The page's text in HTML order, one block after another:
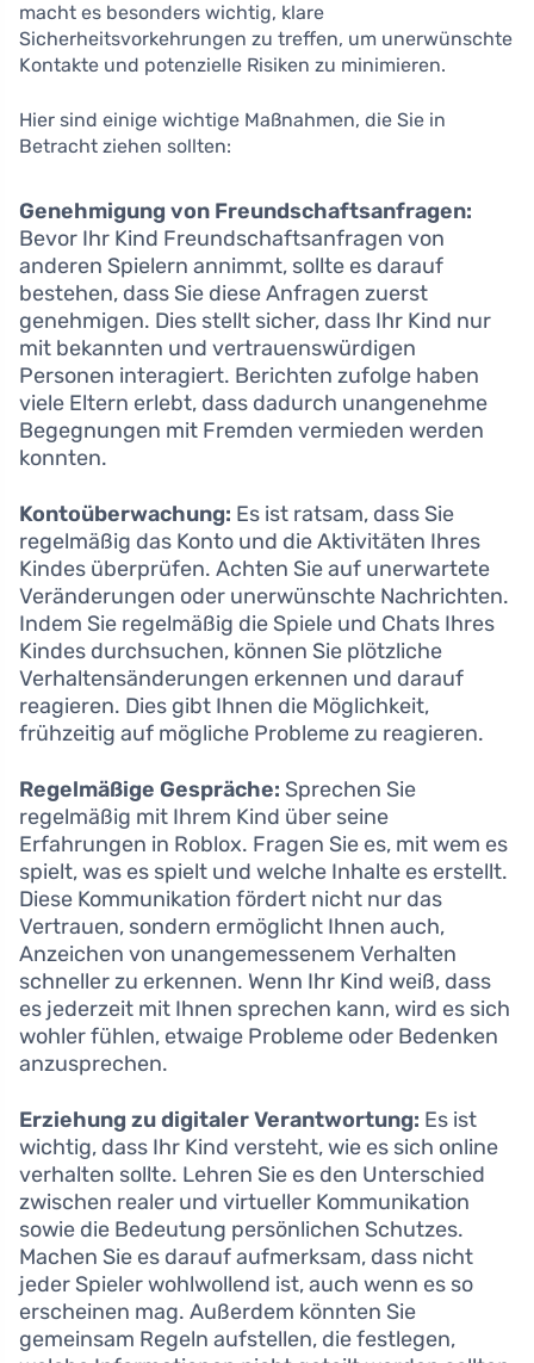
macht es besonders wichtig, klare
Sicherheitsvorkehrungen zu treffen, um unerwünschte
Kontakte und potenzielle Risiken zu minimieren.
Hier sind einige wichtige Maßnahmen, die Sie in
Betracht ziehen sollten:
Genehmigung von Freundschaftsanfragen:
Bevor Ihr Kind Freundschaftsanfragen von
anderen Spielern annimmt, sollte es darauf
bestehen, dass Sie diese Anfragen zuerst
genehmigen. Dies stellt sicher, dass Ihr Kind nur
mit bekannten und vertrauenswürdigen
Personen interagiert. Berichten zufolge haben
viele Eltern erlebt, dass dadurch unangenehme
Begegnungen mit Fremden vermieden werden
konnten.
Kontoüberwachung: Es ist ratsam, dass Sie
regelmäßig das Konto und die Aktivitäten Ihres
Kindes überprüfen. Achten Sie auf unerwartete
Veränderungen oder unerwünschte Nachrichten.
Indem Sie regelmäßig die Spiele und Chats Ihres
Kindes durchsuchen, können Sie plötzliche
Verhaltensänderungen erkennen und darauf
reagieren. Dies gibt Ihnen die Möglichkeit,
frühzeitig auf mögliche Probleme zu reagieren.
Regelmäßige Gespräche: Sprechen Sie
regelmäßig mit Ihrem Kind über seine
Erfahrungen in Roblox. Fragen Sie es, mit wem es
spielt, was es spielt und welche Inhalte es erstellt.
Diese Kommunikation fördert nicht nur das
Vertrauen, sondern ermöglicht Ihnen auch,
Anzeichen von unangemessenem Verhalten
schneller zu erkennen. Wenn Ihr Kind weiß, dass
es jederzeit mit Ihnen sprechen kann, wird es sich
wohler fühlen, etwaige Probleme oder Bedenken
anzusprechen.
Erziehung zu digitaler Verantwortung: Es ist
wichtig, dass Ihr Kind versteht, wie es sich online
verhalten sollte. Lehren Sie es den Unterschied
zwischen realer und virtueller Kommunikation
sowie die Bedeutung persönlichen Schutzes.
Machen Sie es darauf aufmerksam, dass nicht
jeder Spieler wohlwollend ist, auch wenn es so
erscheinen mag. Außerdem könnten Sie
gemeinsam Regeln aufstellen, die festlegen,